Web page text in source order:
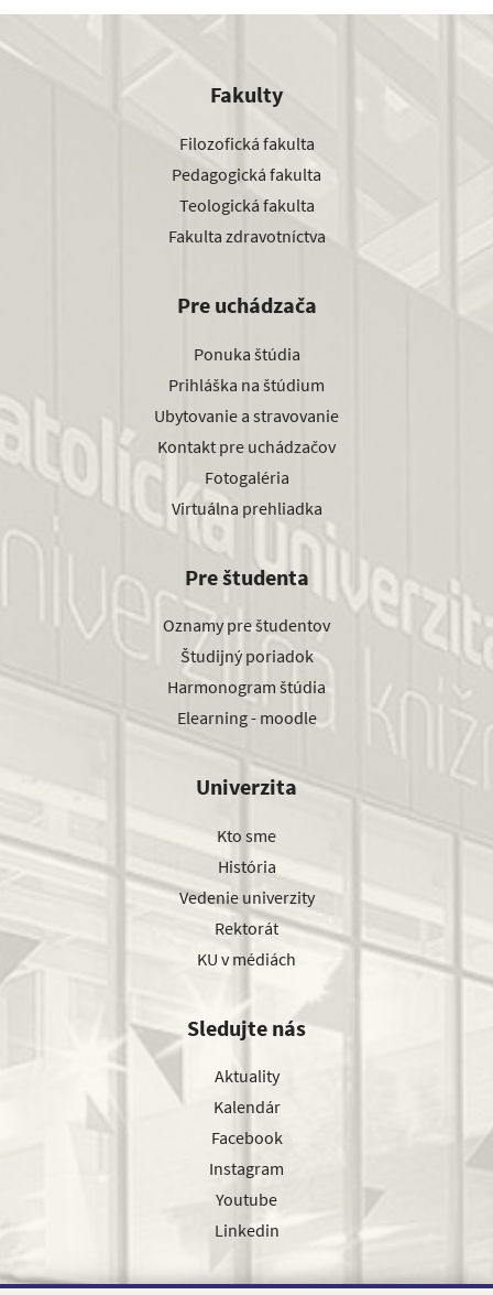
Fakulty
Filozofická fakulta
Pedagogická fakulta
Teologická fakulta
Fakulta zdravotníctva
Pre uchádzača
Ponuka štúdia
Prihláška na štúdium
Ubytovanie a stravovanie
Kontakt pre uchádzačov
Fotogaléria
Virtuálna prehliadka
Pre študenta
Oznamy pre študentov
Študijný poriadok
Harmonogram štúdia
Elearning - moodle
Univerzita
Kto sme
História
Vedenie univerzity
Rektorát
KU v médiách
Sledujte nás
Aktuality
Kalendár
Facebook
Instagram
Youtube
Linkedin